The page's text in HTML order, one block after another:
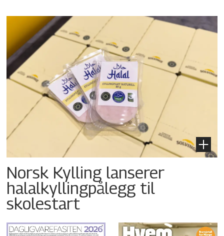
Norsk Kylling lanserer
halalkyllingpålegg til
skolestart